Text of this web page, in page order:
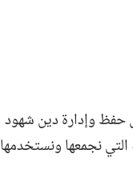
حفظ وإدارة دين شهود
نجمعها ونستخدمها